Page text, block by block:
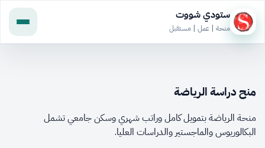
ستودي شووت
منحة | عمل | مستقبل
منح دراسة الرياضة
منحة الرياضة بتمويل كامل وراتب شهري وسكن جامعي تشمل
البكالوريوس والماجستير والدراسات العليا.